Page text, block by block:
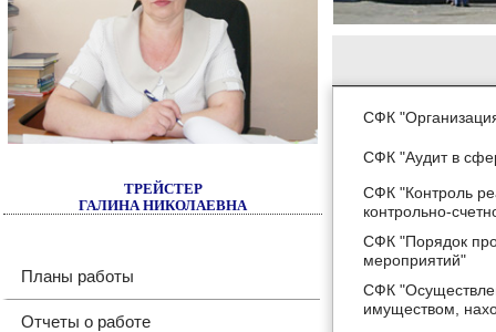
ТРЕЙСТЕР
ГАЛИНА НИКОЛАЕВНА
Планы работы
Отчеты о работе
СФК
СФК "Аудит в
СФК "Контроль
контрольно-
СФК "Порядок
мероприятий"
СФК
имуществом,